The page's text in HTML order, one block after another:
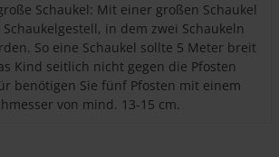
Schaukel: Mit einer großen Schaukel
in dem zwei Schaukeln
So eine Schaukel sollte 5 Meter breit
Kind seitlich nicht gegen die Pfosten
benötigen Sie fünf Pfosten mit einem
von mind. 13-15 cm.